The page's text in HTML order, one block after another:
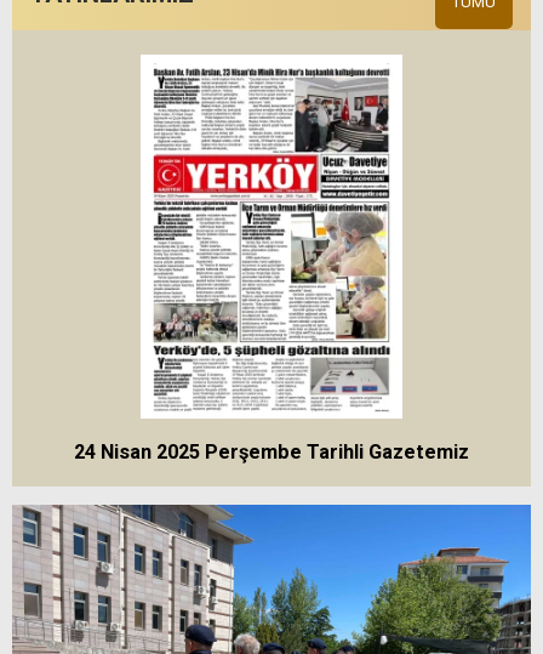
24 Nisan 2025 Perşembe Tarihli Gazetemiz